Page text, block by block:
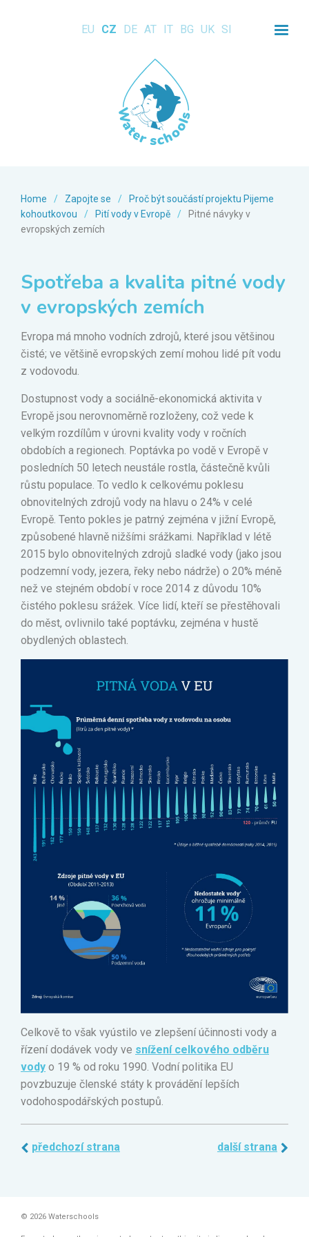
EU CZ DE AT IT BG UK SI
Home / Zapojte se /
Proč být součástí projektu Pijeme
kohoutkovou
/ Pití vody v Evropě /
Pitné návyky v
evropských zemích
Spotřeba a kvalita pitné vody
v evropských zemích
Evropa má mnoho vodních zdrojů, které jsou většinou
čisté; ve většině evropských zemí mohou lidé pít vodu
z vodovodu.
Dostupnost vody a sociálně-ekonomická aktivita v
Evropě jsou nerovnoměrně rozloženy, což vede k
velkým rozdílům v úrovni kvality vody v ročních
obdobích a regionech. Poptávka po vodě v Evropě v
posledních 50 letech neustále rostla, částečně kvůli
růstu populace. To vedlo k celkovému poklesu
obnovitelných zdrojů vody na hlavu o 24% v celé
Evropě. Tento pokles je patrný zejména v jižní Evropě,
způsobené hlavně nižšími srážkami. Například v létě
2015 bylo obnovitelných zdrojů sladké vody (jako jsou
podzemní vody, jezera, řeky nebo nádrže) o 20% méně
než ve stejném období v roce 2014 z důvodu 10%
čistého poklesu srážek. Více lidí, kteří se přestěhovali
do měst, ovlivnilo také poptávku, zejména v hustě
obydlených oblastech.
Celkově to však vyústilo ve zlepšení účinnosti vody a
řízení dodávek vody ve snížení celkového odběru
vody o 19 % od roku 1990. Vodní politika EU
povzbuzuje členské státy k provádění lepších
vodohospodářských postupů.
předchozí strana další strana
© 2026 Waterschools